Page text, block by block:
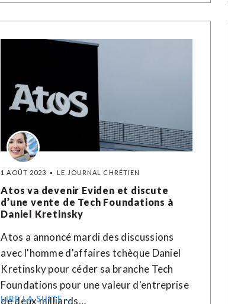
1 AOÛT 2023 LE JOURNAL CHRÉTIEN
Atos va devenir Eviden et discute
d’une vente de Tech Foundations à
Daniel Kretinsky
Atos a annoncé mardi des discussions
avec l'homme d'affaires tchèque Daniel
Kretinsky pour céder sa branche Tech
Foundations pour une valeur d'entreprise
de deux milliards…
LIRE LA SUITE →